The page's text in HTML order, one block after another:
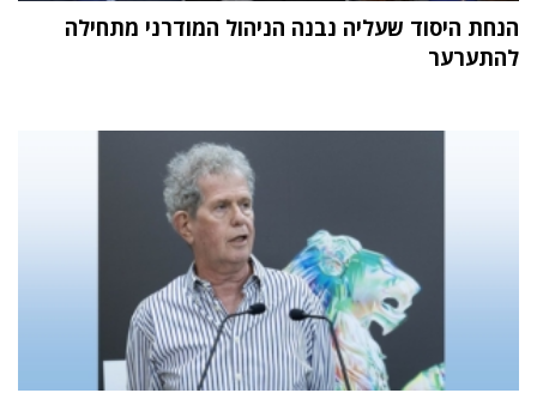
הנחת היסוד שעליה נבנה הניהול המודרני מתחילה
להתערער